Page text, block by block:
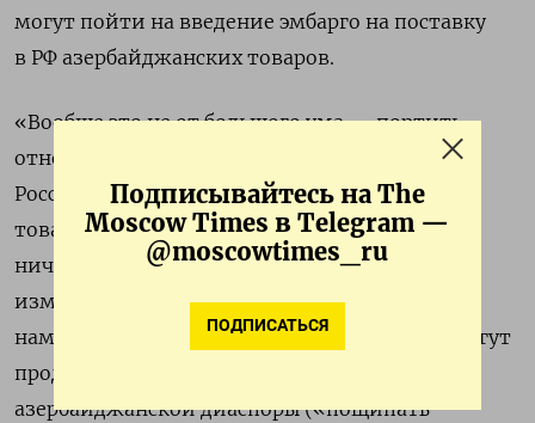
Подписывайтесь на The
Moscow Times в Telegram —
@moscowtimes_ru
ПОДПИСАТЬСЯ
могут пойти на введение эмбарго на поставку
в РФ азербайджанских товаров.
«Вообще это не от большого ума — портить
отношения с таким большим соседом, как
Россия. Если на прилавках в России не будет
товаров из Азербайджана, то у нас от этого
ничего не изменится, а вот у них сильно
изменится», —
сказалГурулев. Он также
намекнул на то, что российские силовики могут
продолжить преследования представителей
азербайджанской диаспоры («пощипать